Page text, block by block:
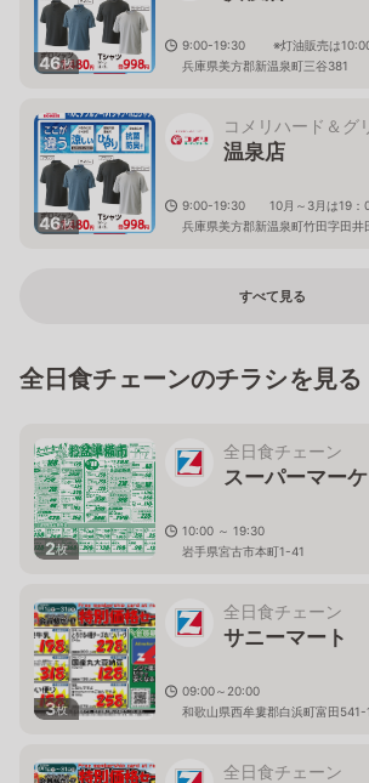
46枚
9:00-19:30 ※灯油販売は
兵庫県美方郡新温泉町三谷381
46枚
コメリハード＆グ
温泉店
9:00-19:30 10月～3月は19：
兵庫県美方郡新温泉町竹田字田井
すべて見る
全日食チェーンのチラシを見る
2枚
全日食チェーン
スーパーマー
10:00 ～ 19:30
岩手県宮古市本町1-41
3枚
全日食チェーン
サニーマート
09:00～20:00
和歌山県西牟婁郡白浜町富田541-
全日食チェーン